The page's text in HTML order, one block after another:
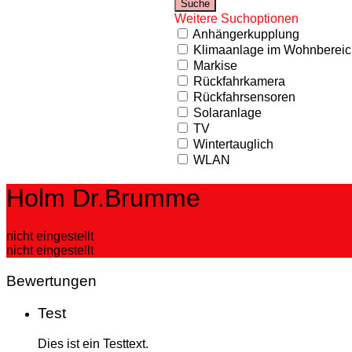
Weitere Suchoptionen
Anhängerkupplung
Klimaanlage im
Markise
Rückfahrkamera
Rückfahrsensoren
Solaranlage
TV
Wintertauglich
WLAN
Holm Dr.Brumme
nicht eingestellt
nicht eingestellt
Bewertungen
Test
Dies ist ein Testtext.